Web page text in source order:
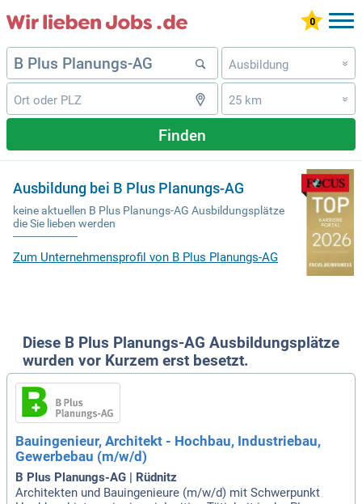
Ausbildung »
25 km »
Finden
Ausbildung bei B Plus Planungs-AG
keine aktuellen B Plus Planungs-AG Ausbildungsplätze
die Sie lieben werden
Zum Unternehmensprofil von B Plus Planungs-AG
Diese B Plus Planungs-AG Ausbildungsplätze
wurden vor Kurzem erst besetzt.
Bauingenieur, Architekt - Hochbau, Industriebau,
Gewerbebau (m/w/d)
B Plus Planungs-AG | Rüdnitz
Architekten und Bauingenieure (m/w/d) mit Schwerpunkt